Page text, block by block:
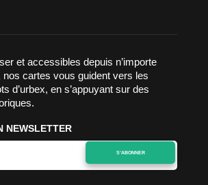
et accessibles depuis n’importe
nos cartes vous guident vers les
d’urbex, en s’appuyant sur des
NEWSLETTER
S'ABONNER